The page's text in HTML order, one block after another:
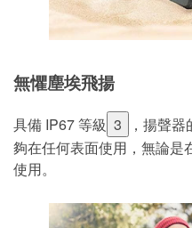
無懼塵埃飛揚
具備 IP67 等級 3
，揚聲
夠在任何表面使用，無論是
使用。